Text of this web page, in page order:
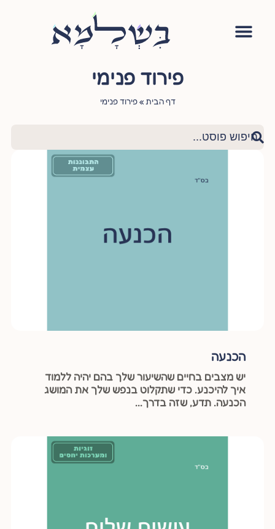
פירוד פנימי
דף הבית »פירוד פנימי
הכנעה
יש מצבים בחיים שהשיעור שלך בהם יהיה ללמוד
איך להיכנע. כדי שתקלוט בנפש שלך את המושג
הכנעה. תדע, שזה בדרך...